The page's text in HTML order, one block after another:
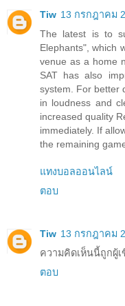
Tiw 13 กรกฎาคม
The latest is to
Elephants", which
venue as a home
SAT has also
system. For better
in loudness and
increased quality
immediately. If
the remaining
แทงบอลออนไลน์
ตอบ
Tiw 13 กรกฎาคม
ความคิดเห็นนี้ถูกผู้
ตอบ